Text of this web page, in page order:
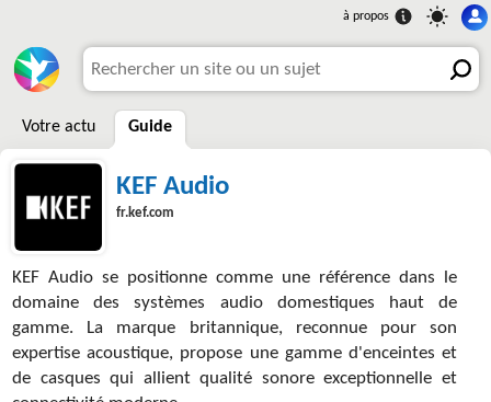
Votre actu Guide
KEF Audio
fr.kef.com
KEF Audio se positionne comme une référence dans le
domaine des systèmes audio domestiques haut de
gamme. La marque britannique, reconnue pour son
expertise acoustique, propose une gamme d'enceintes et
de casques qui allient qualité sonore exceptionnelle et